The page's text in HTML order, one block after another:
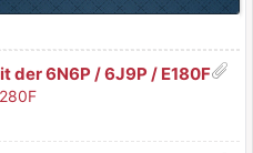
der 6N6P / 6J9P / E180F